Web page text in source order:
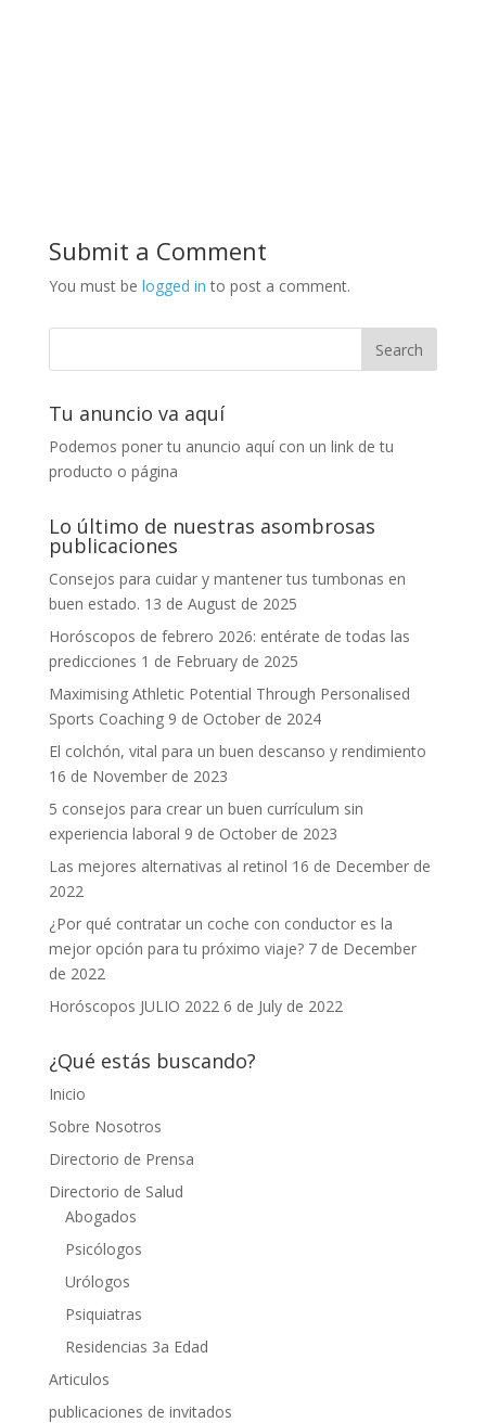
Submit a Comment
You must be logged in to post a comment.
Tu anuncio va aquí
Podemos poner tu anuncio aquí con un link de tu
producto o página
Lo último de nuestras asombrosas
publicaciones
Consejos para cuidar y mantener tus tumbonas en
buen estado. 13 de August de 2025
Horóscopos de febrero 2026: entérate de todas las
predicciones 1 de February de 2025
Maximising Athletic Potential Through Personalised
Sports Coaching 9 de October de 2024
El colchón, vital para un buen descanso y rendimiento
16 de November de 2023
5 consejos para crear un buen currículum sin
experiencia laboral 9 de October de 2023
Las mejores alternativas al retinol 16 de December de
2022
¿Por qué contratar un coche con conductor es la
mejor opción para tu próximo viaje? 7 de December
de 2022
Horóscopos JULIO 2022 6 de July de 2022
¿Qué estás buscando?
Inicio
Sobre Nosotros
Directorio de Prensa
Directorio de Salud
Abogados
Psicólogos
Urólogos
Psiquiatras
Residencias 3a Edad
Articulos
publicaciones de invitados